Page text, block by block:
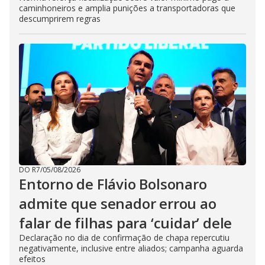
caminhoneiros e amplia punições a transportadoras que
descumprirem regras
DO R7/05/08/2026
Entorno de Flávio Bolsonaro
admite que senador errou ao
falar de filhas para ‘cuidar’ dele
Declaração no dia de confirmação de chapa repercutiu
negativamente, inclusive entre aliados; campanha aguarda
efeitos